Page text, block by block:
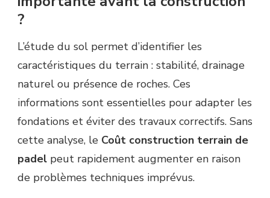
?
L’étude du sol permet d’identifier les
caractéristiques du terrain : stabilité, drainage
naturel ou présence de roches. Ces
informations sont essentielles pour adapter les
fondations et éviter des travaux correctifs. Sans
cette analyse, le Coût construction terrain de
padel peut rapidement augmenter en raison
de problèmes techniques imprévus.